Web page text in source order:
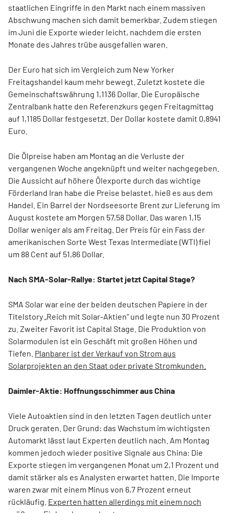
staatlichen Eingriffe in den Markt nach einem massiven
Abschwung machen sich damit bemerkbar. Zudem stiegen
im Juni die Exporte wieder leicht, nachdem die ersten
Monate des Jahres trübe ausgefallen waren.
Der Euro hat sich im Vergleich zum New Yorker
Freitagshandel kaum mehr bewegt. Zuletzt kostete die
Gemeinschaftswährung 1,1136 Dollar. Die Europäische
Zentralbank hatte den Referenzkurs gegen Freitagmittag
auf 1,1185 Dollar festgesetzt. Der Dollar kostete damit 0,8941
Euro.
Die Ölpreise haben am Montag an die Verluste der
vergangenen Woche angeknüpft und weiter nachgegeben.
Die Aussicht auf höhere Ölexporte durch das wichtige
Förderland Iran habe die Preise belastet, hieß es aus dem
Handel. Ein Barrel der Nordseesorte Brent zur Lieferung im
August kostete am Morgen 57,58 Dollar. Das waren 1,15
Dollar weniger als am Freitag. Der Preis für ein Fass der
amerikanischen Sorte West Texas Intermediate (WTI) fiel
um 88 Cent auf 51,86 Dollar.
Nach SMA-Solar-Rallye: Startet jetzt Capital Stage?
SMA Solar war eine der beiden deutschen Papiere in der
Titelstory „Reich mit Solar-Aktien“ und legte nun 30 Prozent
zu. Zweiter Favorit ist Capital Stage. Die Produktion von
Solarmodulen ist ein Geschäft mit großen Höhen und
Tiefen. Planbarer ist der Verkauf von Strom aus
Solarprojekten an den Staat oder private Stromkunden.
Daimler-Aktie: Hoffnungsschimmer aus China
Viele Autoaktien sind in den letzten Tagen deutlich unter
Druck geraten. Der Grund: das Wachstum im wichtigsten
Automarkt lässt laut Experten deutlich nach. Am Montag
kommen jedoch wieder positive Signale aus China: Die
Exporte stiegen im vergangenen Monat um 2,1 Prozent und
damit stärker als es Analysten erwartet hatten. Die Importe
waren zwar mit einem Minus von 6,7 Prozent erneut
rückläufig. Experten hatten allerdings mit einem noch